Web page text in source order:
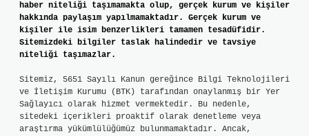
haber niteliği taşımamakta olup, gerçek kurum ve kişiler
hakkında paylaşım yapılmamaktadır. Gerçek kurum ve
kişiler ile isim benzerlikleri tamamen tesadüfidir.
Sitemizdeki bilgiler taslak halindedir ve tavsiye
niteliği taşımazlar.
Sitemiz, 5651 Sayılı Kanun gereğince Bilgi Teknolojileri
ve İletişim Kurumu (BTK) tarafından onaylanmış bir Yer
Sağlayıcı olarak hizmet vermektedir. Bu nedenle,
sitedeki içerikleri proaktif olarak denetleme veya
araştırma yükümlülüğümüz bulunmamaktadır. Ancak,